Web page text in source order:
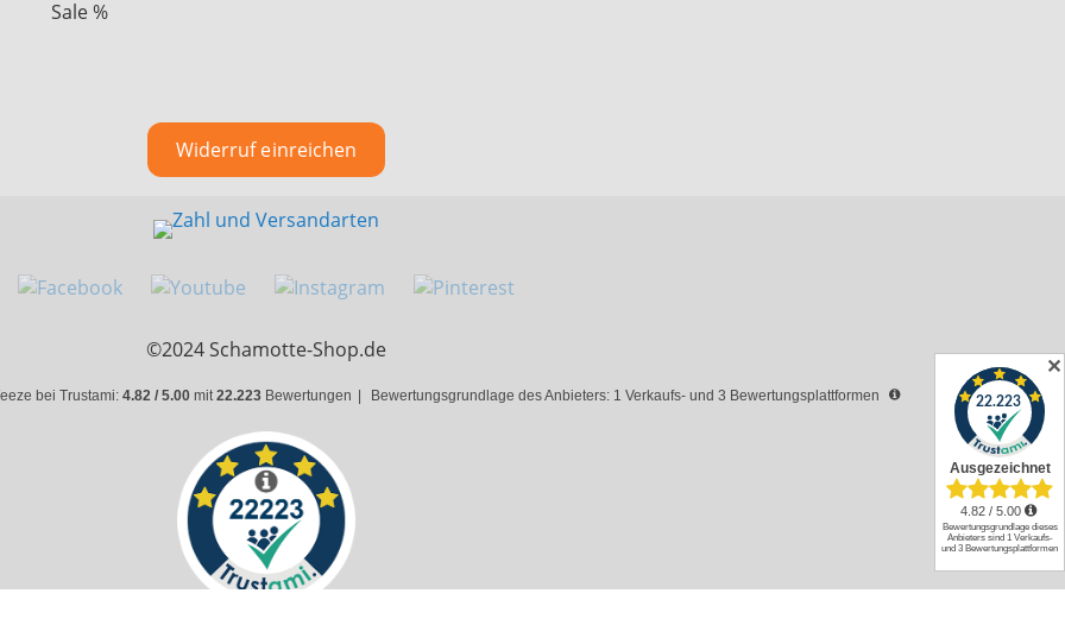
Sale %
Widerruf einreichen
©2024 Schamotte-Shop.de
bei Trustami: 4.82 / 5.00mit22.223 Bewertungen Bewertungsgrundlage des Anbieters: 1 Verkaufs- und 3 Bewertungsplattformen
✕